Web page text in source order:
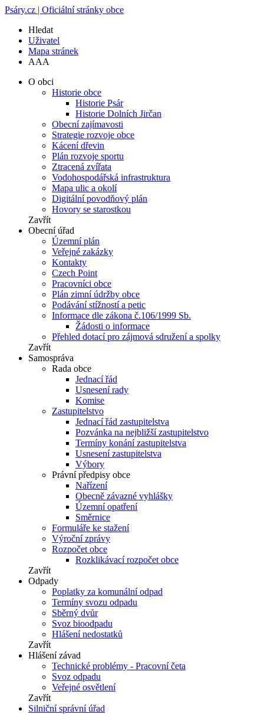
Psáry.cz | Oficiální stránky obce
Hledat
Uživatel
Mapa stránek
AAA
O obci
Historie obce
Historie Psár
Historie Dolních Jirčan
Obecní zajímavosti
Strategie rozvoje obce
Kácení dřevin
Plán rozvoje sportu
Ztracená zvířata
Vodohospodářská infrastruktura
Mapa ulic a okolí
Digitální povodňový plán
Hovory se starostkou
Zavřít
Obecní úřad
Územní plán
Veřejné zakázky
Kontakty
Czech Point
Pracovníci obce
Plán zimní údržby obce
Podávání stížností a petic
Informace dle zákona č.106/1999 Sb.
Žádosti o informace
Přehled dotací pro zájmová sdružení a spolky
Zavřít
Samospráva
Rada obce
Jednací řád
Usnesení rady
Komise
Zastupitelstvo
Jednací řád zastupitelstva
Pozvánka na nejbližší zastupitelstvo
Termíny konání zastupitelstva
Usnesení zastupitelstva
Výbory
Právní předpisy obce
Nařízení
Obecně závazné vyhlášky
Územní opatření
Směrnice
Formuláře ke stažení
Výroční zprávy
Rozpočet obce
Rozklikávací rozpočet obce
Zavřít
Odpady
Poplatky za komunální odpad
Termíny svozu odpadu
Sběrný dvůr
Svoz bioodpadu
Hlášení nedostatků
Zavřít
Hlášení závad
Technické problémy - Pracovní četa
Svoz odpadu
Veřejné osvětlení
Zavřít
Silniční správní úřad